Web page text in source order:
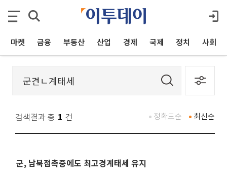
마켓 금융 부동산 산업 경제 국제 정치 사회
검색결과 총 1 건 최신순
정확도순
군, 남북접촉중에도 최고경계태세 유지